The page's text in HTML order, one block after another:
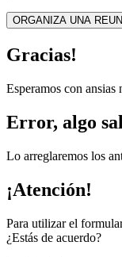
ORGANIZA UNA
Gracias!
Esperamos con ansias
Error, algo
Lo arreglaremos los
¡Atención!
Para utilizar el
¿Estás de acuerdo?